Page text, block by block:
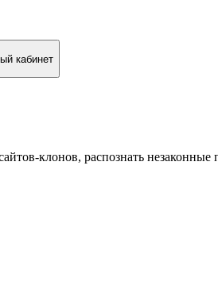
кабинет
клонов, распознать незаконные